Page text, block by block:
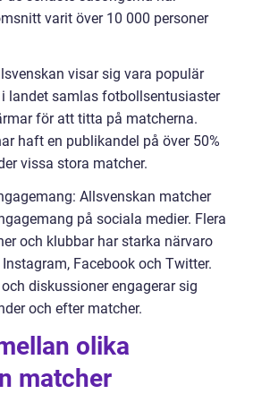
varit över 10 000 personer
visar sig vara populär
landet samlas fotbollsentusiaster
för att titta på matcherna.
haft en publikandel på över 50%
vissa stora matcher.
Allsvenskan matcher
på sociala medier. Flera
och klubbar har starka närvaro
Facebook och Twitter.
diskussioner engagerar sig
och efter matcher.
olika
matcher